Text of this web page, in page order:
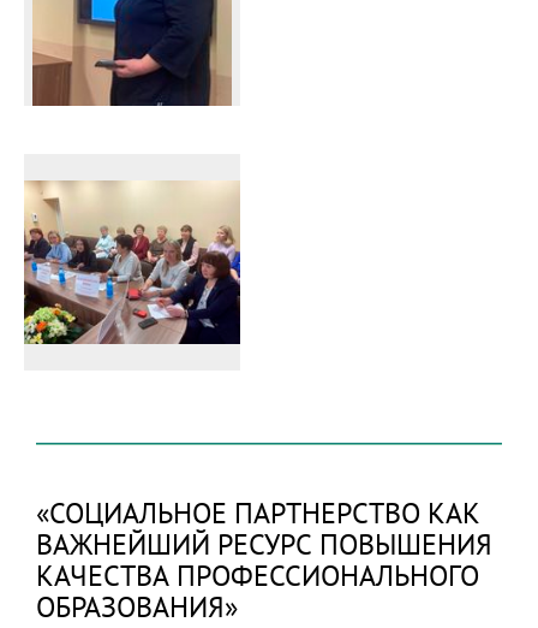
«СОЦИАЛЬНОЕ ПАРТНЕРСТВО КАК
ВАЖНЕЙШИЙ РЕСУРС ПОВЫШЕНИЯ
КАЧЕСТВА ПРОФЕССИОНАЛЬНОГО
ОБРАЗОВАНИЯ»